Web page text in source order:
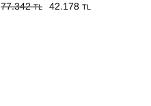
77.342TL 42.178 TL